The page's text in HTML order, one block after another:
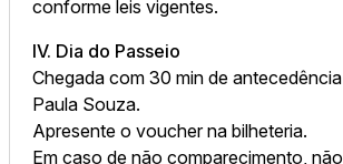
conforme leis vigentes.
IV. Dia do Passeio
Chegada com 30 min de
Paula Souza.
Apresente o voucher na bilheteria.
Em caso de não comparecimento,